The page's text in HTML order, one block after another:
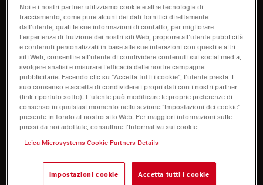
I need help keeping my system running: technical
service, repairs, spare parts, upgrades or software
licenses.
Supporto applicativo
Ho bisogno di assistenza o formazione su come
utilizzare correttamente il mio sistema oppure su
come eseguire un’applicazione specifica con il mio
Noi e i nostri partner utilizziamo cookie e altre tecnologie di
tracciamento, come pure alcuni dei dati fornitici direttamente
dall'utente, quali le sue informazioni di contatto, per migliorare
l'esperienza di fruizione dei nostri siti Web, proporre all'utente pubblicità
e contenuti personalizzati in base alle sue interazioni con questi e altri
siti Web, consentire all'utente di condividere contenuti sui social media,
svolgere analisi e misurare l'efficacia delle nostre campagne
pubblicitarie. Facendo clic su "Accetta tutti i cookie", l'utente presta il
suo consenso e accetta di condividere i propri dati con i nostri partner
(link riportato sotto). L'utente può modificare le proprie preferenze di
consenso in qualsiasi momento nella sezione "Impostazioni dei cookie"
presente in fondo al nostro sito Web. Per maggiori informazioni sulle
prassi da noi adottate, consultare l'Informativa sui cookie
Leica Microsystems Cookie Partners Details
Impostazioni cookie Accetta tutti i cookie